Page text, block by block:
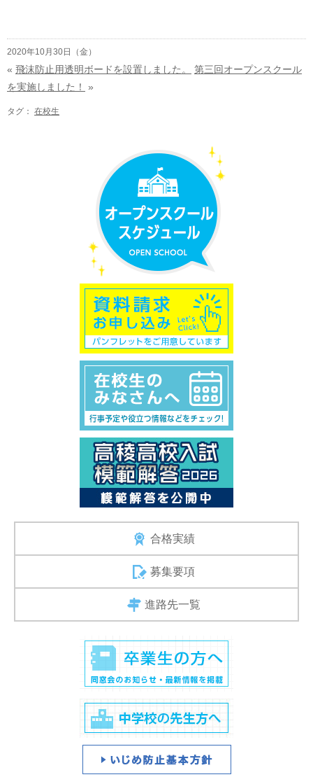
2020年10月30日（金）
« 飛沫防止用透明ボードを設置しました。
第三回オープンスクール
を実施しました！
»
タグ： 在校生
合格実績
募集要項
進路先一覧